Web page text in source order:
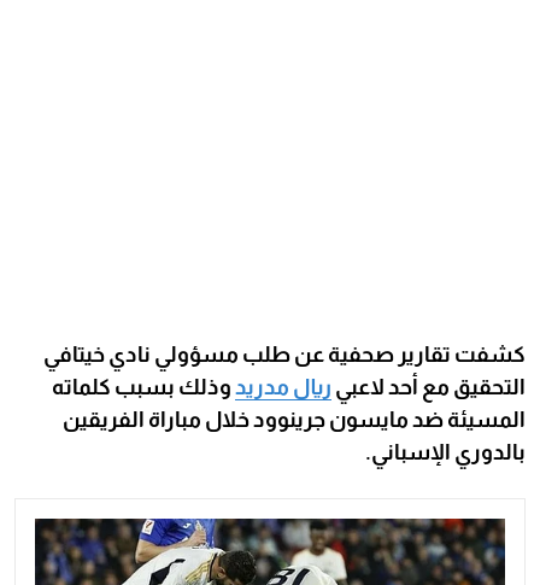
كشفت تقارير صحفية عن طلب مسؤولي نادي خيتافي
التحقيق مع أحد لاعبي ريال مدريد وذلك بسبب كلماته
المسيئة ضد مايسون جرينوود خلال مباراة الفريقين
بالدوري الإسباني.